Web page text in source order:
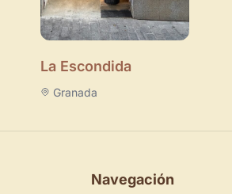
La Escondida
Granada
Navegación